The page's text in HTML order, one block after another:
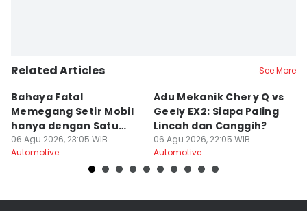
Related Articles See More
Bahaya Fatal
Memegang Setir Mobil
hanya dengan Satu
Tangan
06 Agu 2026, 23:05 WIB
Automotive
Adu Mekanik Chery Q vs
Geely EX2: Siapa Paling
Lincah dan Canggih?
06 Agu 2026, 22:05 WIB
Automotive